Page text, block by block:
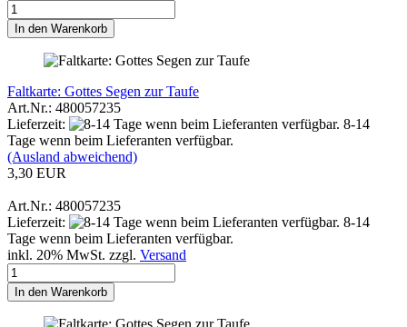
In den Warenkorb
Faltkarte: Gottes Segen zur Taufe
Art.Nr.: 480057235
Lieferzeit:
8-14
Tage wenn beim Lieferanten verfügbar.
(Ausland abweichend)
3,30 EUR
Art.Nr.: 480057235
Lieferzeit:
8-14
Tage wenn beim Lieferanten verfügbar.
inkl. 20% MwSt. zzgl. Versand
In den Warenkorb